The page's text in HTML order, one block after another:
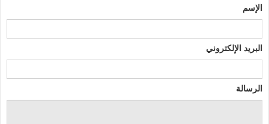
الإسم
البريد الإلكتروني
الرسالة